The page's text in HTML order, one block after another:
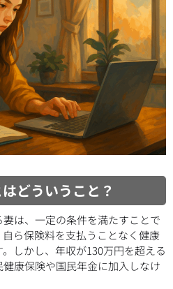
どういうこと？
は、一定の条件を満たすことで
自ら保険料を支払うことなく健康
しかし、年収が130万円を超える
康保険や国民年金に加入しなけ